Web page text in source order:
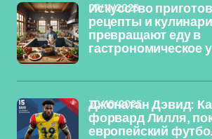
Искусство
рецепты и
превращают еду в
гастрономическое
07/11/2025
Джонатан Дэвид:
форвард Лилля,
европейский
30/10/2025